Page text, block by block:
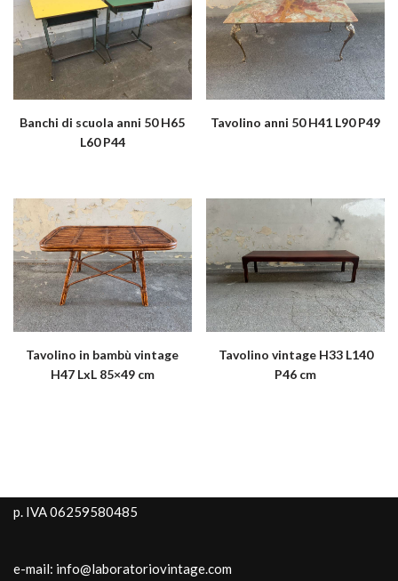
Banchi di scuola anni 50 H65
L60 P44
Tavolino anni 50 H41 L90 P49
Tavolino in bambù vintage
H47 LxL 85×49 cm
Tavolino vintage H33 L140
P46 cm
p. IVA 06259580485
e-mail: info@laboratoriovintage.com